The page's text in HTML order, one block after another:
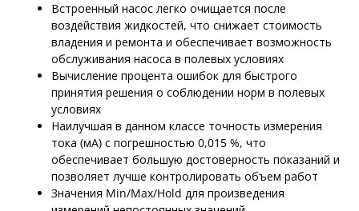
Встроенный насос легко очищается после
воздействия жидкостей, что снижает стоимость
владения и ремонта и обеспечивает возможность
обслуживания насоса в полевых условиях
Вычисление процента ошибок для быстрого
принятия решения о соблюдении норм в полевых
условиях
Наилучшая в данном классе точность измерения
тока (мА) с погрешностью 0,015 %, что
обеспечивает большую достоверность показаний и
позволяет лучше контролировать объем работ
Значения Min/Max/Hold для произведения